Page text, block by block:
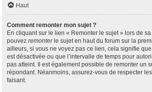
Haut
Comment remonter mon sujet ?
En cliquant sur le lien « Remonter le sujet » lors de
pouvez remonterle sujet en haut du forum sur la
ailleurs, si vous ne voyez pas ce lien, cela signifie
est désactivée ou que l’intervalle de temps pour
pas atteint. Il est également possible de remonter un
répondant. Néanmoins, assurez-vous de respecter
faisant.